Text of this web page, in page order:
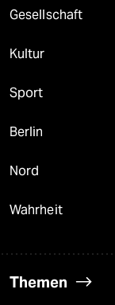
Gesellschaft
Kultur
Sport
Berlin
Nord
Wahrheit
Themen